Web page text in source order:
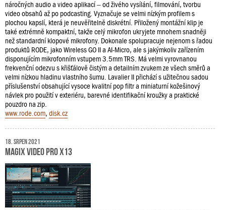
náročných audio a video aplikací – od živého vysílání, filmování, tvorbu
video obsahů až po podcasting. Vyznačuje se velmi nízkým profilem s
plochou kapslí, která je neuvěřitelně diskrétní. Přiložený montážní klip je
také extrémně kompaktní, takže celý mikrofon ukryjete mnohem snadněji
než standardní klopové mikrofony. Dokonale spolupracuje nejenom s řadou
produktů RODE, jako Wireless GO II a AI-Micro, ale s jakýmkoliv zařízením
disponujícím mikrofonním vstupem 3.5mm TRS. Má velmi vyrovnanou
frekvenční odezvu s křišťálově čistým a detailním zvukem ze všech směrů a
velmi nízkou hladinu vlastního šumu. Lavalier II přichází s užitečnou sadou
příslušenství obsahující vysoce kvalitní pop filtr a miniaturní kožešinový
návlek pro použití v exteriéru, barevné identifikační kroužky a praktické
pouzdro na zip.
www.rode.com, disk.cz
18. srpen 2021
MAGIX Video Pro X13